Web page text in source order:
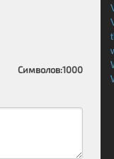
Символов:1000